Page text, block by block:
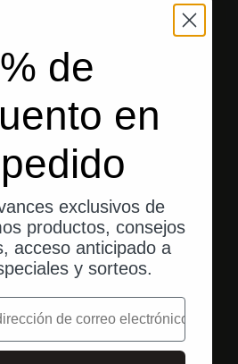
de
en
exclusivos de
productos, consejos
acceso anticipado a
y sorteos.